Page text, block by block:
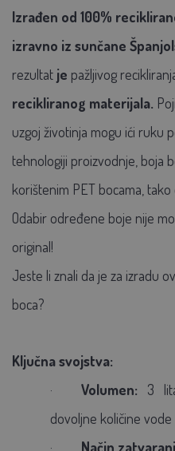
Izrađen od 100%
izravno iz sunčane
rezultat je pažljivog
recikliranog materijala.
uzgoj životinja mogu ići ruku
tehnologiji proizvodnje, boja
korištenim PET bocama,
Odabir određene boje nije
original!
Jeste li znali da je za izradu
boca?
Ključna svojstva:
·
Volumen: 3
dovoljne količine vode
·
Način